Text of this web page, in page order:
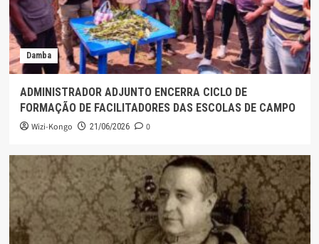
Damba
ADMINISTRADOR ADJUNTO ENCERRA CICLO DE
FORMAÇÃO DE FACILITADORES DAS ESCOLAS DE CAMPO
Wizi-Kongo 21/06/2026 0